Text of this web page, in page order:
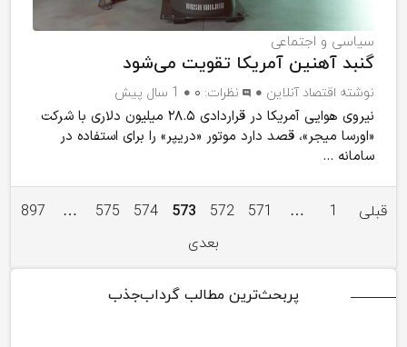
سیاسی و اجتماعی
گنبد آهنین آمریکا تقویت می‌شود
نوشته اقتصاد آنلاین نظرات: ۰ 1 سال پیش
نیروی هوایی آمریکا در قراردادی ۲۸.۵ میلیون دلاری با شرکت
«اورسا میجر»، قصد دارد موتور «دریپر» را برای استفاده در
سامانه ...
قبلی 1
…
571
572
573
574
575
…
897
بعدی
پربحث‌ترین مطالب گرداب‌جذب